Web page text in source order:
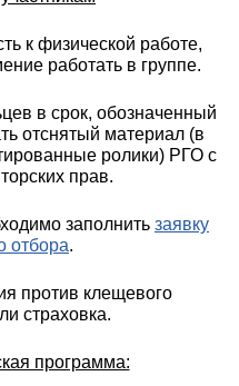
к физической работе,
работать в группе.
в срок, обозначенный
отснятый материал (в
ролики) РГО с
прав.
заполнить заявку
отбора.
против клещевого
страховка.
программа: